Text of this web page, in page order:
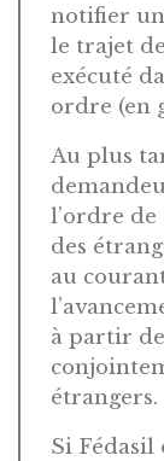
notifier
le trajet
exécuté
ordre (en
Au plus
l’ordre
des
au
à partir
étrangers.
Si Fédasil